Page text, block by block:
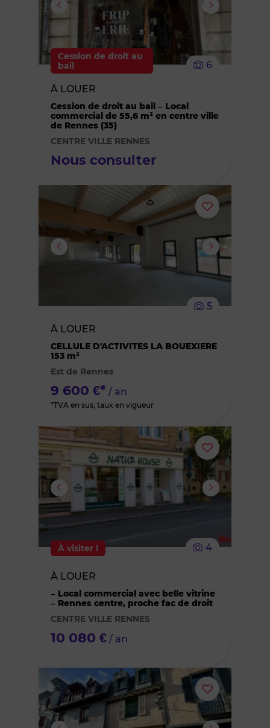
le
Cession de droit au
bail
6
À LOUER
Cession de droit au bail – Local
commercial de 55,6 m² en centre ville
de Rennes (35)
CENTRE VILLE RENNES
Nous consulter
Ajouter
ou
supprimer
des
5
À LOUER
CELLULE D'ACTIVITES LA BOUEXIERE
153 m²
Est de Rennes
9 600 €* / an
*TVA en sus, taux en vigueur
Ajouter
ou
À visiter ! 4
À LOUER
– Local commercial avec belle vitrine
– Rennes centre, proche fac de droit
CENTRE VILLE RENNES
10 080 € / an
Ajouter
ou